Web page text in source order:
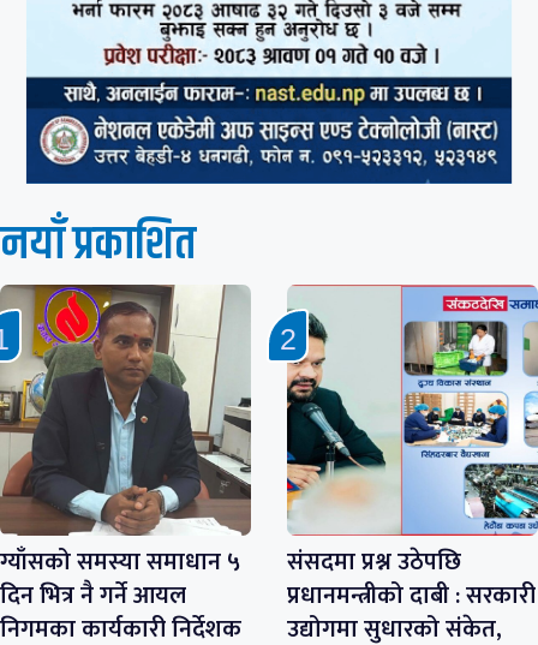
नयाँ प्रकाशित
ग्याँसको समस्या समाधान ५
दिन भित्र नै गर्ने आयल
निगमका कार्यकारी निर्देशक
संसदमा प्रश्न उठेपछि
प्रधानमन्त्रीको दाबी : सरकारी
उद्योगमा सुधारको संकेत,